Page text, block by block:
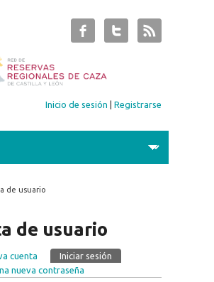
Inicio de sesión |Registrarse
usted aquí
de usuario
de usuario
principales
cuenta Iniciar sesión
nueva contraseña